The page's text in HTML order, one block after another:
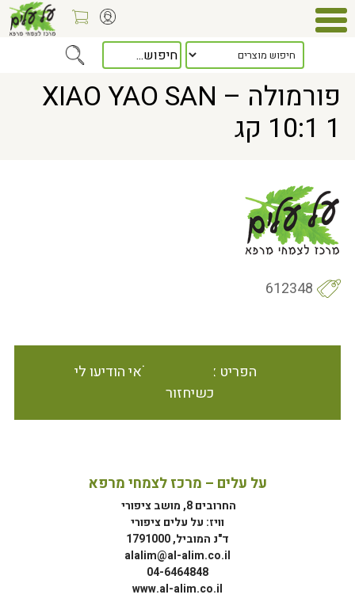
> פורמולה – XIAO YAO SAN 10:1 1 קג
פורמולה – XIAO YAO SAN
10:1 1 קג
612348
הפריט אינו זמין במלאי הודיעו לי
כשיחזור
על עלים – מרכז לצמחי מרפא
החרובים 8, מושב ציפורי
וויז: על עלים ציפורי
ד"נ המוביל, 1791000
alalim@al-alim.co.il
04-6464848
www.al-alim.co.il